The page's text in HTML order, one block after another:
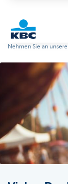
Particulieren
Nehmen Sie an